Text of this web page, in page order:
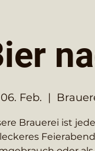
Feb.
  |
Brauerei ist